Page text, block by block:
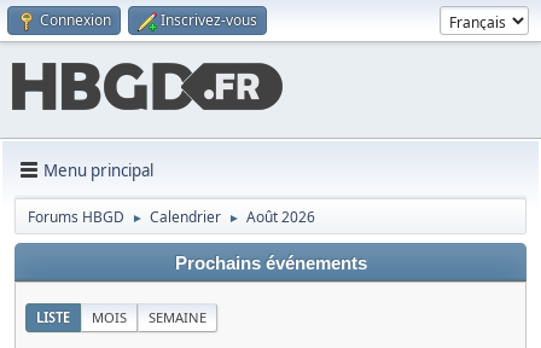
Connexion Inscrivez-vous
Menu principal
Forums HBGD ► Calendrier ► Août 2026
Prochains événements
LISTE MOIS SEMAINE